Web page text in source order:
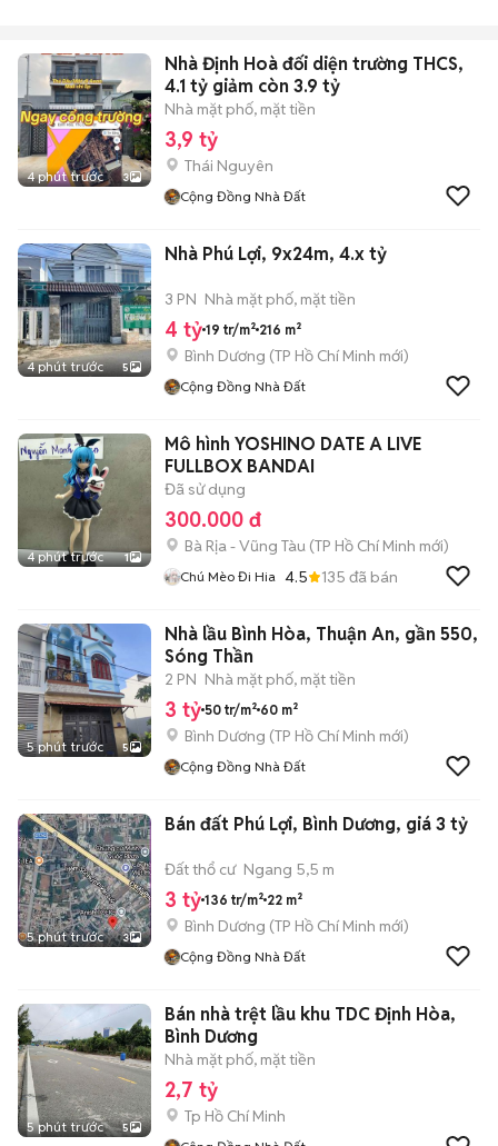
4 phút trước 3
Nhà Định Hoà đối diện trường THCS,
4.1 tỷ giảm còn 3.9 tỷ
Nhà mặt phố, mặt tiền
3,9 tỷ
Thái Nguyên
Cộng Đồng Nhà Đất
4 phút trước 5
Nhà Phú Lợi, 9x24m, 4.x tỷ
3 PN Nhà mặt phố, mặt tiền
4 tỷ 19 tr/m² 216 m²
Bình Dương (TP Hồ Chí Minh mới)
Cộng Đồng Nhà Đất
4 phút trước 1
Mô hình YOSHINO DATE A LIVE
FULLBOX BANDAI
Đã sử dụng
300.000 đ
Bà Rịa - Vũng Tàu (TP Hồ Chí Minh mới)
Chú Mèo Đi Hia 4.5 135 đã bán
5 phút trước 5
Nhà lầu Bình Hòa, Thuận An, gần 550,
Sóng Thần
2 PN Nhà mặt phố, mặt tiền
3 tỷ 50 tr/m² 60 m²
Bình Dương (TP Hồ Chí Minh mới)
Cộng Đồng Nhà Đất
5 phút trước 3
Bán đất Phú Lợi, Bình Dương, giá 3 tỷ
Đất thổ cư Ngang 5,5 m
3 tỷ 136 tr/m² 22 m²
Bình Dương (TP Hồ Chí Minh mới)
Cộng Đồng Nhà Đất
5 phút trước 5
Bán nhà trệt lầu khu TDC Định Hòa,
Bình Dương
Nhà mặt phố, mặt tiền
2,7 tỷ
Tp Hồ Chí Minh